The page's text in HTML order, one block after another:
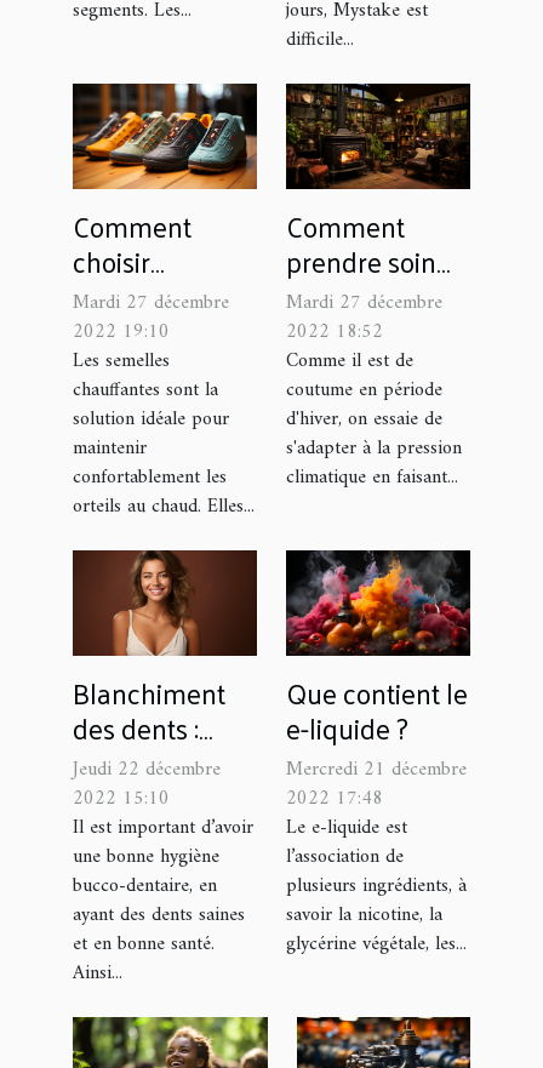
segments. Les...
jours, Mystake est
difficile...
Comment
choisir
parfaitement
sa semelle
chauffante ?
Mardi 27 décembre
2022 19:10
Les semelles
chauffantes sont la
solution idéale pour
maintenir
confortablement les
orteils au chaud. Elles...
Comment
prendre soin
de votre poêle
à pétrole?
Mardi 27 décembre
2022 18:52
Comme il est de
coutume en période
d'hiver, on essaie de
s'adapter à la pression
climatique en faisant...
Blanchiment
des dents :
quelles sont les
solutions
naturelles pour
des dents
éclatantes ?
Jeudi 22 décembre
2022 15:10
Il est important d’avoir
une bonne hygiène
bucco-dentaire, en
ayant des dents saines
et en bonne santé.
Ainsi...
Que contient le
e-liquide ?
Mercredi 21 décembre
2022 17:48
Le e-liquide est
l’association de
plusieurs ingrédients, à
savoir la nicotine, la
glycérine végétale, les...